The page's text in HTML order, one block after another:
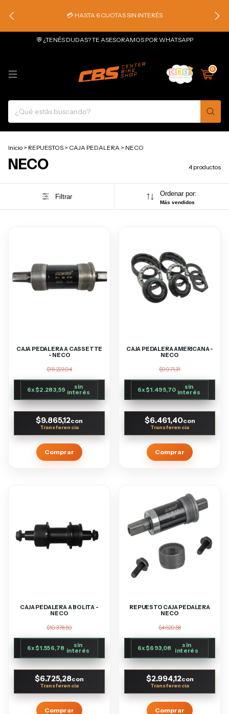
💳 HASTA 6 CUOTAS SIN INTERÉS
💬 ¿TENÉS DUDAS? TE ASESORAMOS POR WHATSAPP
0
Inicio > REPUESTOS > CAJA PEDALERA > NECO
NECO 4 productos
Filtrar Ordenar por:
Más vendidos
CAJA PEDALERA A CASSETTE
- NECO
$15.223,94
6x$2.283,59 sin
interés
$9.865,12con
Comprar
CAJA PEDALERA AMERICANA -
NECO
$9.971,31
6x$1.495,70 sin
interés
$6.461,40con
Comprar
CAJA PEDALERA A BOLITA -
NECO
$10.378,50
6x$1.556,78 sin
interés
$6.725,28con
Comprar
REPUESTO CAJA PEDALERA
NECO
$4.620,58
6x$693,08 sin
interés
$2.994,12con
Comprar